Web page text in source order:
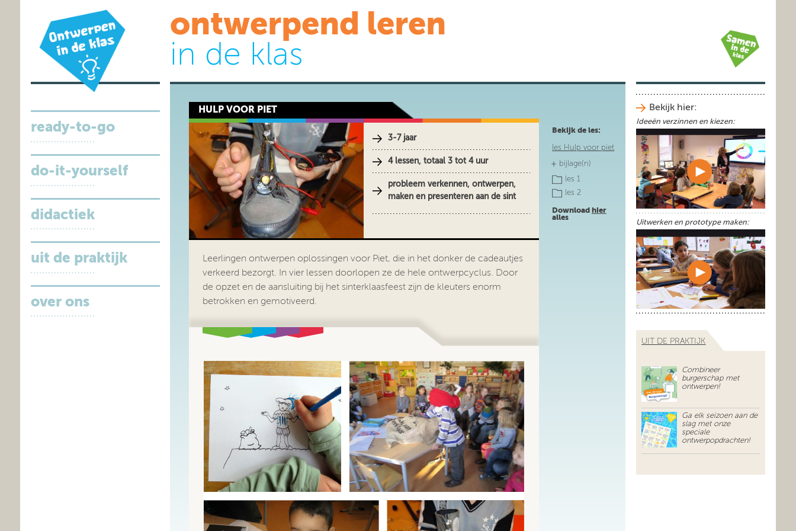
ontwerpend leren
in de klas
ready-to-go
do-it-yourself
didactiek
uit de praktijk
over ons
HULP VOOR PIET
3-7 jaar
4 lessen, totaal 3 tot 4 uur
probleem verkennen, ontwerpen,
maken en presenteren aan de sint
Leerlingen ontwerpen oplossingen voor Piet, die in het donker de cadeautjes
verkeerd bezorgt. In vier lessen doorlopen ze de hele ontwerpcyclus. Door
de opzet en de aansluiting bij het sinterklaasfeest zijn de kleuters enorm
betrokken en gemotiveerd.
Bekijk de les:
les Hulp voor piet
bijlage(n)
les 1
les 2
Download
hier
alles
Bekijk hier:
Ideeën verzinnen en kiezen:
Uitwerken en prototype maken:
UIT DE PRAKTIJK
Combineer
burgerschap met
ontwerpen!
Ga elk seizoen aan de
slag met onze
speciale
ontwerpopdrachten!